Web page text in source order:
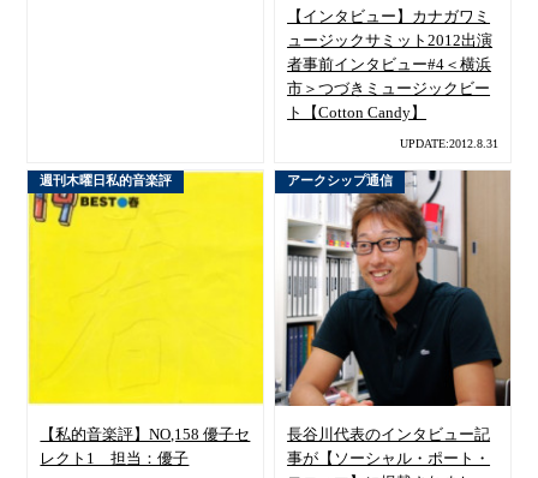
【インタビュー】カナガワミ
ュージックサミット2012出演
者事前インタビュー#4＜横浜
市＞つづきミュージックビー
ト【Cotton Candy】
UPDATE:2012.8.31
週刊木曜日私的音楽評
【私的音楽評】NO,158 優子セ
レクト1 担当：優子
アークシップ通信
長谷川代表のインタビュー記
事が【ソーシャル・ポート・